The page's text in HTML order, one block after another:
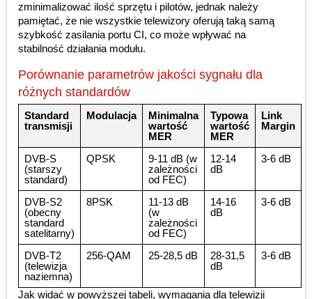
zminimalizować ilość sprzętu i pilotów, jednak należy
pamiętać, że nie wszystkie telewizory oferują taką samą
szybkość zasilania portu CI, co może wpływać na
stabilność działania modułu.
Porównanie parametrów jakości sygnału dla
różnych standardów
Standard
transmisji
Modulacja
Minimalna
wartość
MER
Typowa
wartość
MER
Link
Margin
DVB-S
(starszy
standard)
QPSK
9-11 dB (w
zależności
od FEC)
12-14
dB
3-6 dB
DVB-S2
(obecny
standard
satelitarny)
8PSK
11-13 dB
(w
zależności
od FEC)
14-16
dB
3-6 dB
DVB-T2
(telewizja
naziemna)
256-QAM 25-28,5 dB
28-31,5
dB
3-6 dB
Jak widać w powyższej tabeli, wymagania dla telewizji